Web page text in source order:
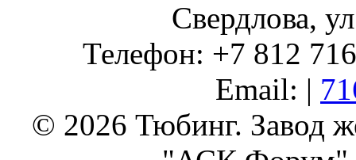
Свердлова,
Телефон: +7 812
Email: |
© 2026 Тюбинг. Завод